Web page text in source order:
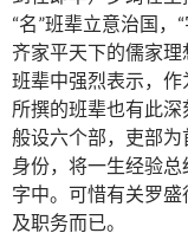
“名”班辈立意治国，
齐家平天下的儒家
班辈中强烈表示，作
所撰的班辈也有此
般设六个部，吏部为
身份，将一生经验
字中。可惜有关罗
及职务而已。